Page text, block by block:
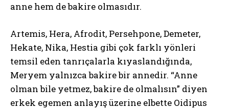
anne hem de bakire olmasıdır.
Artemis, Hera, Afrodit, Persehpone, Demeter,
Hekate, Nika, Hestia gibi çok farklı yönleri
temsil eden tanrıçalarla kıyaslandığında,
Meryem yalnızca bakire bir annedir. “Anne
olman bile yetmez, bakire de olmalısın” diyen
erkek egemen anlayış üzerine elbette Oidipus